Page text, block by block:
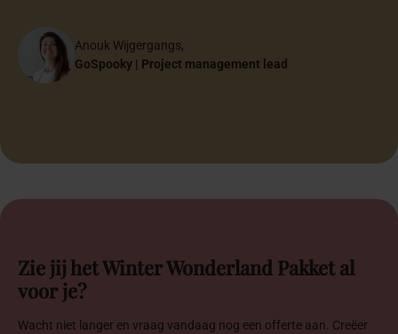
Mounir & Isa
Bruidspaar
Halima Özen-El Hajoui
Anouk Wijgergangs,
GoSpooky | Project management lead
GoSpooky | Sr. Project Manager
Lojain
Papa & Mama
Eventmanager
Anne-Martine Speelman
Founder Anne-Martine Weddings & Events
Founder Bocha Food
Account Schiphol Group
Online strateeg
Founder Flawless Weddings
Mounir & Isa
Bruidspaar
Halima Özen-El Hajoui
Zie jij het Winter Wonderland Pakket al
voor je?
Wacht niet langer en vraag vandaag nog een offerte aan. Creëer